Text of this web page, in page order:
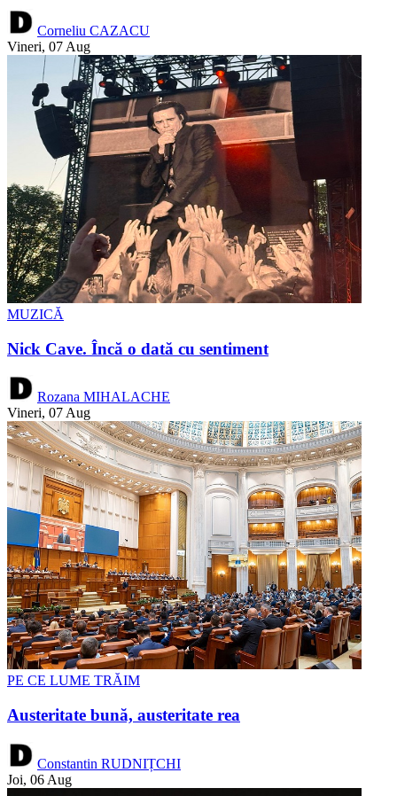
Corneliu CAZACU
Vineri, 07 Aug
MUZICĂ
Nick Cave. Încă o dată cu sentiment
Rozana MIHALACHE
Vineri, 07 Aug
PE CE LUME TRĂIM
Austeritate bună, austeritate rea
Constantin RUDNIȚCHI
Joi, 06 Aug